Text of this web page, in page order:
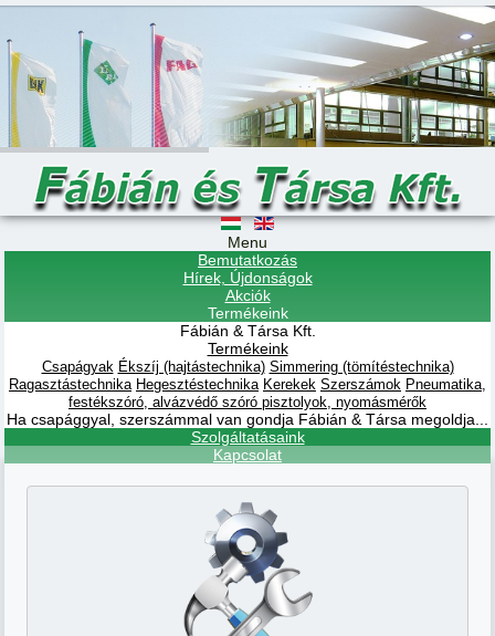
Menu
Bemutatkozás
Hírek, Újdonságok
Akciók
Termékeink
Fábián & Társa Kft.
Termékeink
Csapágyak Ékszíj (hajtástechnika) Simmering (tömítéstechnika)
Ragasztástechnika Hegesztéstechnika Kerekek Szerszámok Pneumatika,
festékszóró, alvázvédő szóró pisztolyok, nyomásmérők
Ha csapággyal, szerszámmal van gondja Fábián & Társa megoldja...
Szolgáltatásaink
Kapcsolat